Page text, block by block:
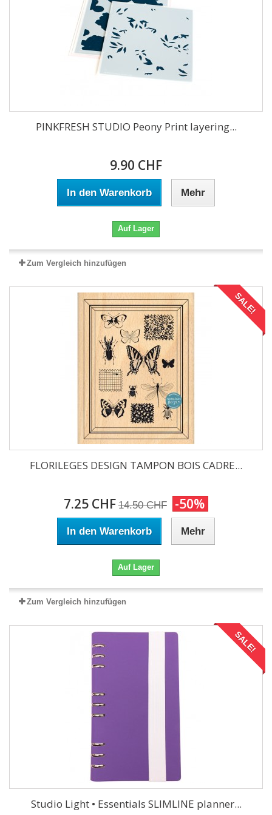
PINKFRESH STUDIO Peony Print layering...
9.90 CHF
In den Warenkorb Mehr
Auf Lager
Zum Vergleich hinzufügen
SALE!
FLORILEGES DESIGN TAMPON BOIS CADRE...
7.25 CHF 14.50 CHF -50%
In den Warenkorb Mehr
Auf Lager
Zum Vergleich hinzufügen
SALE!
Studio Light • Essentials SLIMLINE planner...